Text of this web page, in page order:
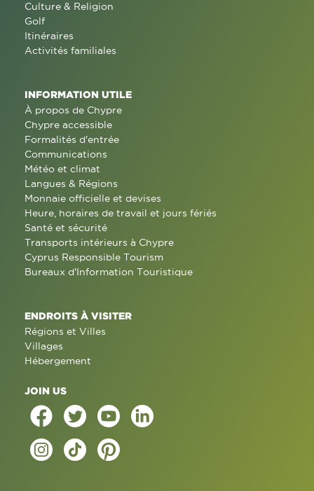
Culture & Religion
Golf
Itinéraires
Activités familiales
INFORMATION UTILE
À propos de Chypre
Chypre accessible
Formalités d'entrée
Communications
Météo et climat
Langues & Régions
Monnaie officielle et devises
Heure, horaires de travail et jours fériés
Santé et sécurité
Transports intérieurs à Chypre
Cyprus Responsible Tourism
Bureaux d'Information Touristique
ENDROITS À VISITER
Régions et Villes
Villages
Hébergement
JOIN US